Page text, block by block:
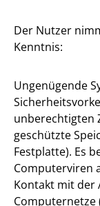
Der Nutzer
Kenntnis:
Ungenügende
unberechtigten
geschützte
Festplatte). Es
Computerviren
Kontakt mit der
Computernetze